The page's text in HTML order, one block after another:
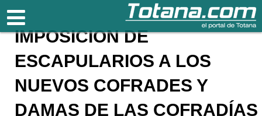
Totana.com
IMPOSICIÓN DE
ESCAPULARIOS A LOS
NUEVOS COFRADES Y
DAMAS DE LAS COFRADÍAS